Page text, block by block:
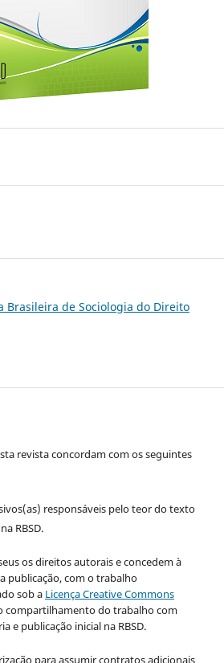
Brasileira de Sociologia do Direito
revista concordam com os seguintes
responsáveis pelo teor do texto
RBSD.
os direitos autorais e concedem à
publicação, com o trabalho
sob a Licença Creative Commons
compartilhamento do trabalho com
e publicação inicial na RBSD.
para assumir contratos adicionais